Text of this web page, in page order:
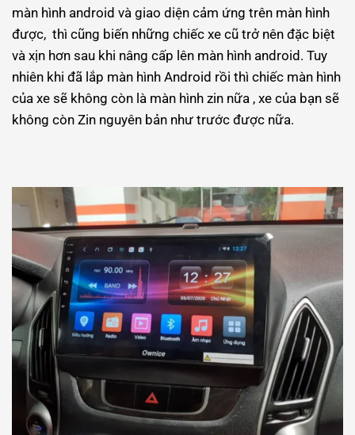
màn hình android và giao diện cảm ứng trên màn hình
được, thì cũng biến những chiếc xe cũ trở nên đặc biệt
và xịn hơn sau khi nâng cấp lên màn hình android. Tuy
nhiên khi đã lắp màn hình Android rồi thì chiếc màn hình
của xe sẽ không còn là màn hình zin nữa , xe của bạn sẽ
không còn Zin nguyên bản như trước được nữa.